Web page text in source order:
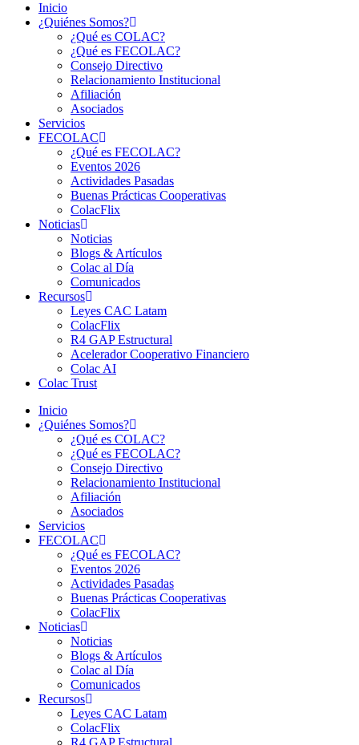
Inicio
¿Quiénes Somos?
¿Qué es COLAC?
¿Qué es FECOLAC?
Consejo Directivo
Relacionamiento Institucional
Afiliación
Asociados
Servicios
FECOLAC
¿Qué es FECOLAC?
Eventos 2026
Actividades Pasadas
Buenas Prácticas Cooperativas
ColacFlix
Noticias
Noticias
Blogs & Artículos
Colac al Día
Comunicados
Recursos
Leyes CAC Latam
ColacFlix
R4 GAP Estructural
Acelerador Cooperativo Financiero
Colac AI
Colac Trust
Inicio
¿Quiénes Somos?
¿Qué es COLAC?
¿Qué es FECOLAC?
Consejo Directivo
Relacionamiento Institucional
Afiliación
Asociados
Servicios
FECOLAC
¿Qué es FECOLAC?
Eventos 2026
Actividades Pasadas
Buenas Prácticas Cooperativas
ColacFlix
Noticias
Noticias
Blogs & Artículos
Colac al Día
Comunicados
Recursos
Leyes CAC Latam
ColacFlix
R4 GAP Estructural